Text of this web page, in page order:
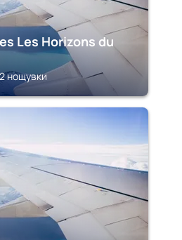
Les Horizons du
нощувки